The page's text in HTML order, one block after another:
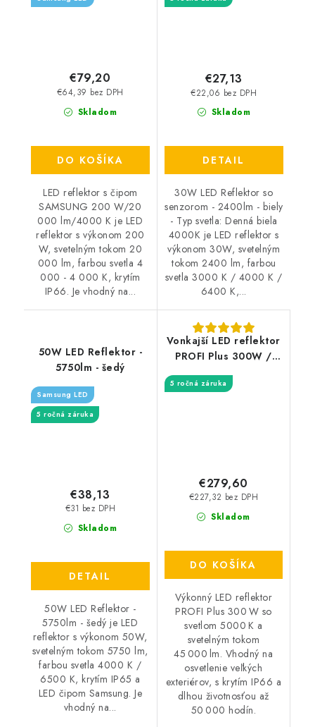
Skladom
€64,39 bez DPH
€79,20
DO KOŠÍKA
LED reflektor s čipom
SAMSUNG 200 W/20
000 lm/4000 K je LED
reflektor s výkonom 200
W, svetelným tokom 20
000 lm, farbou svetla 4
000 - 4 000 K, krytím
IP66. Je vhodný na...
Skladom
€22,06 bez DPH
€27,13
DETAIL
30W LED Reflektor so
senzorom - 2400lm - biely
- Typ svetla: Denná biela
4000K je LED reflektor s
výkonom 30W, svetelným
tokom 2400 lm, farbou
svetla 3000 K / 4000 K /
6400 K,...
50W LED Reflektor -
5750lm - šedý
Samsung LED
5 ročná záruka
Skladom
€31 bez DPH
€38,13
DETAIL
50W LED Reflektor -
5750lm - šedý je LED
reflektor s výkonom 50W,
svetelným tokom 5750 lm,
farbou svetla 4000 K /
6500 K, krytím IP65 a
LED čipom Samsung. Je
vhodný na...
Vonkajší LED reflektor
PROFI Plus 300W /
5000K - LF4028S
5 ročná záruka
Skladom
€227,32 bez DPH
€279,60
DO KOŠÍKA
Výkonný LED reflektor
PROFI Plus 300 W so
svetlom 5000 K a
svetelným tokom
45 000 lm. Vhodný na
osvetlenie veľkých
exteriérov, s krytím IP66 a
dlhou životnosťou až
50 000 hodín.